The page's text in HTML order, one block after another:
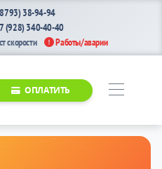
38-94-94
(928) 340-40-40
скорости Работы/аварии
ОПЛАТИТЬ